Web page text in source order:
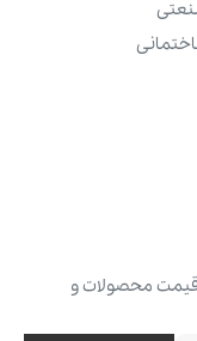
قیمت محصولات و